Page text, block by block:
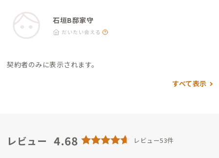
石垣B邸家守
だいたい会える
契約者のみに表示されます。
すべて表示
レビュー 4.68 レビュー53件